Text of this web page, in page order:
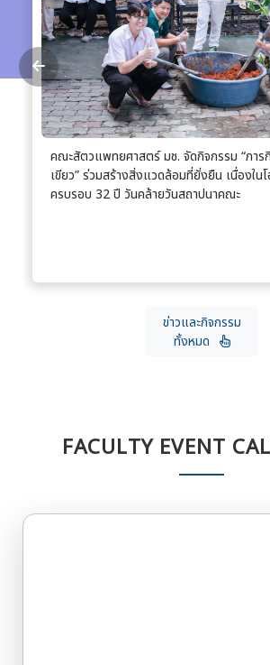
คณะสัตวแพทยศาสตร์ มช. จัดกิจกรรม “ภา
เขียว” ร่วมสร้างสิ่งแวดล้อมที่ยั่งยืน เนื่องใน
ครบรอบ 32 ปี วันคล้ายวันสถาปนาคณะ
ข่าวและกิจกรรม
ทั้งหมด
FACULTY EVENT